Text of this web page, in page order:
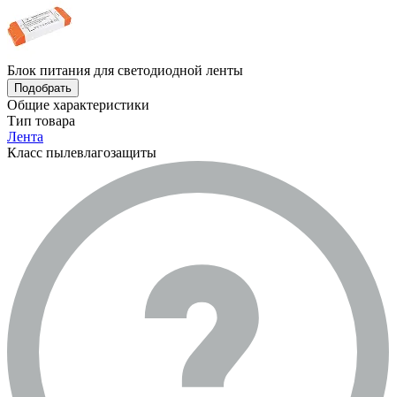
Блок питания для светодиодной ленты
Подобрать
Общие характеристики
Тип товара
Лента
Класс пылевлагозащиты